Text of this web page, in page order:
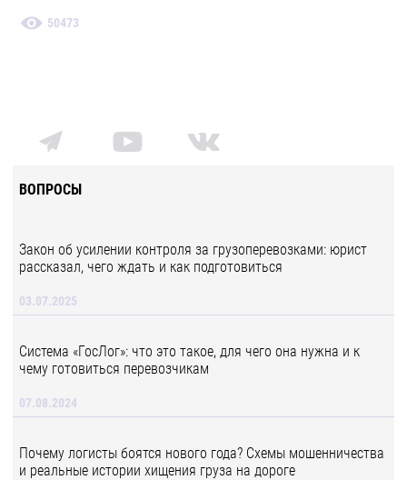
50473
ВОПРОСЫ
Закон об усилении контроля за грузоперевозками: юрист
рассказал, чего ждать и как подготовиться
03.07.2025
Система «ГосЛог»: что это такое, для чего она нужна и к
чему готовиться перевозчикам
07.08.2024
Почему логисты боятся нового года? Схемы мошенничества
и реальные истории хищения груза на дороге